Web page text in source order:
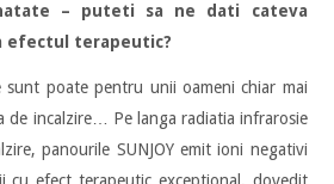
– puteti sa ne dati cateva
efectul terapeutic?
sunt poate pentru unii oameni chiar mai
de incalzire… Pe langa radiatia infrarosie
panourile SUNJOY emit ioni negativi